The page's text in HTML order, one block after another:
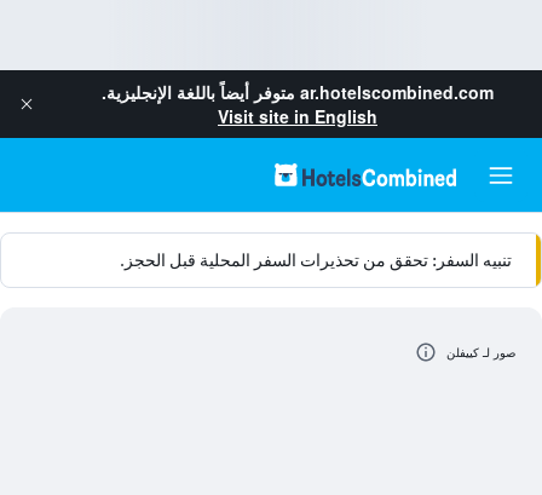
ar.hotelscombined.com متوفر أيضاً باللغة الإنجليزية.
Visit site in English
تنبيه السفر: تحقق من تحذيرات السفر المحلية قبل الحجز.
صور لـ كييفلن